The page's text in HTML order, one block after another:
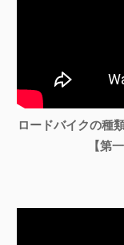
ロードバイクの種
【第